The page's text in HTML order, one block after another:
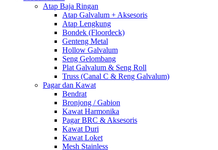
Atap Baja Ringan
Atap Galvalum + Aksesoris
Atap Lengkung
Bondek (Floordeck)
Genteng Metal
Hollow Galvalum
Seng Gelombang
Plat Galvalum & Seng Roll
Truss (Canal C & Reng Galvalum)
Pagar dan Kawat
Bendrat
Bronjong / Gabion
Kawat Harmonika
Pagar BRC & Aksesoris
Kawat Duri
Kawat Loket
Mesh Stainless